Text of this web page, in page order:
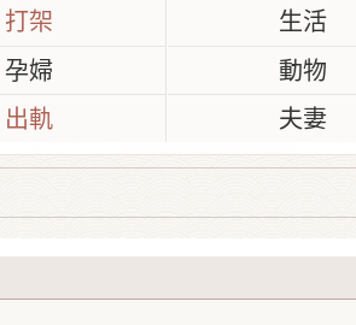
打架 生活
孕婦 動物
出軌 夫妻